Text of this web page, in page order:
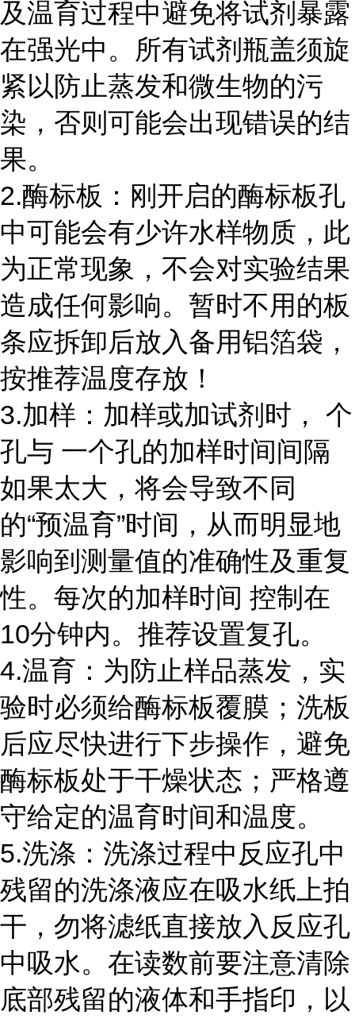
及温育过程中避免将试剂暴露
在强光中。所有试剂瓶盖须旋
紧以防止蒸发和微生物的污
染，否则可能会出现错误的结
果。
2.酶标板：刚开启的酶标板孔
中可能会有少许水样物质，此
为正常现象，不会对实验结果
造成任何影响。暂时不用的板
条应拆卸后放入备用铝箔袋，
按推荐温度存放！
3.加样：加样或加试剂时， 个
孔与 一个孔的加样时间间隔
如果太大，将会导致不同
的“预温育”时间，从而明显地
影响到测量值的准确性及重复
性。每次的加样时间 控制在
10分钟内。推荐设置复孔。
4.温育：为防止样品蒸发，实
验时必须给酶标板覆膜；洗板
后应尽快进行下步操作，避免
酶标板处于干燥状态；严格遵
守给定的温育时间和温度。
5.洗涤：洗涤过程中反应孔中
残留的洗涤液应在吸水纸上拍
干，勿将滤纸直接放入反应孔
中吸水。在读数前要注意清除
底部残留的液体和手指印，以